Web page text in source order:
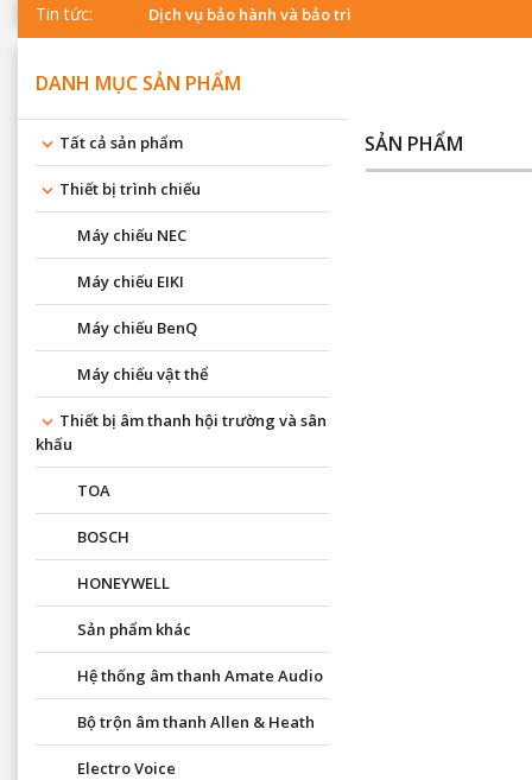
Tin tức: Dịch vụ bảo hành và bảo trì
DANH MỤC SẢN PHẨM
Tất cả sản phẩm
Thiết bị trình chiếu
Máy chiếu NEC
Máy chiếu EIKI
Máy chiếu BenQ
Máy chiếu vật thể
Thiết bị âm thanh hội trường và sân
khấu
TOA
BOSCH
HONEYWELL
Sản phẩm khác
Hệ thống âm thanh Amate Audio
Bộ trộn âm thanh Allen & Heath
Electro Voice
SẢN PHẨM